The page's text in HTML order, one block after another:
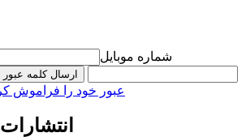
شماره موبایل
ارسال کلمه عبور
عبور خود را فراموش